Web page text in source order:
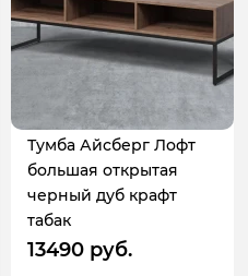
Тумба Айсберг Лофт
большая открытая
черный дуб крафт
табак
13490 руб.